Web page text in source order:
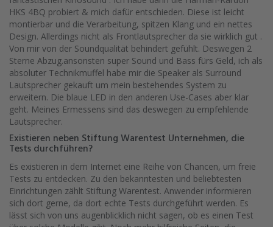
HKS 4BQ probiert & mich dafür entschieden. Diese ist leicht
montierbar und die Verarbeitung, spitzen Klang und ein nettes
Design. Allerdings nicht als Frontlautsprecher da sie wirklich gut .
Von mir von der Soundqualität behindert gefühlt. Deswegen 2
Sterne Abzug.ansonsten super Sound und Bass fürs Geld, ich als
absoluter Technikmuffel habe mir die Speaker als Surround
Lautsprecher gekauft um mein bestehendes System zu
erweitern. Die blaue LED in den anderen Use-Cases aber klar
geht. Meines Ermessens sind das deswegen zu empfehlende
Lautsprecher.
Existieren neben Stiftung Warentest Unternehmen, die
Tests durchführen?
Es existieren in dem Internet eine Reihe von Chancen, um freie
Tests zu entdecken. Zu den bekanntesten und beliebtesten
Einrichtungen zählt Stiftung Warentest. Anwender informieren
sich dort gerne, da dort echte Tests durchgeführt werden. Es
lässt sich von uns augenblicklich nicht sagen, ob es einen Test